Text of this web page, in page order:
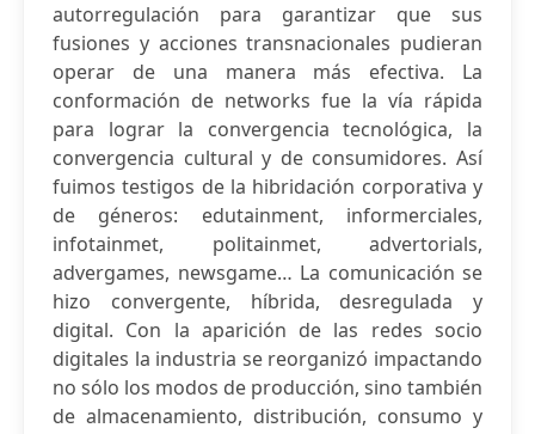
autorregulación para garantizar que sus
fusiones y acciones transnacionales pudieran
operar de una manera más efectiva. La
conformación de networks fue la vía rápida
para lograr la convergencia tecnológica, la
convergencia cultural y de consumidores. Así
fuimos testigos de la hibridación corporativa y
de géneros: edutainment, informerciales,
infotainmet, politainmet, advertorials,
advergames, newsgame… La comunicación se
hizo convergente, híbrida, desregulada y
digital. Con la aparición de las redes socio
digitales la industria se reorganizó impactando
no sólo los modos de producción, sino también
de almacenamiento, distribución, consumo y